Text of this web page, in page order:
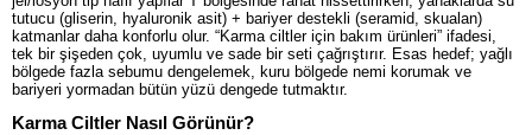
tutucu (gliserin, hyaluronik asit) + bariyer destekli (seramid, skualan)
katmanlar daha konforlu olur. “Karma ciltler için bakım ürünleri” ifadesi,
tek bir şişeden çok, uyumlu ve sade bir seti çağrıştırır. Esas hedef; yağlı
bölgede fazla sebumu dengelemek, kuru bölgede nemi korumak ve
bariyeri yormadan bütün yüzü dengede tutmaktır.
Karma Ciltler Nasıl Görünür?